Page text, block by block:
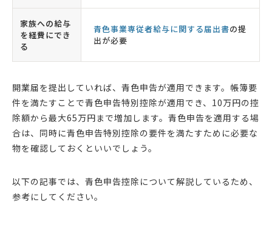
家族への給与
を経費にでき
る
青色事業専従者給与に関する届出書の提
出が必要
開業届を提出していれば、青色申告が適用できます。帳簿要
件を満たすことで青色申告特別控除が適用でき、10万円の控
除額から最大65万円まで増加します。青色申告を適用する場
合は、同時に青色申告特別控除の要件を満たすために必要な
物を確認しておくといいでしょう。
以下の記事では、青色申告控除について解説しているため、
参考にしてください。